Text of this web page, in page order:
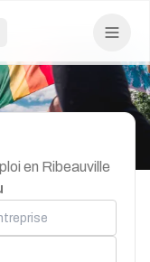
en Ribeauville